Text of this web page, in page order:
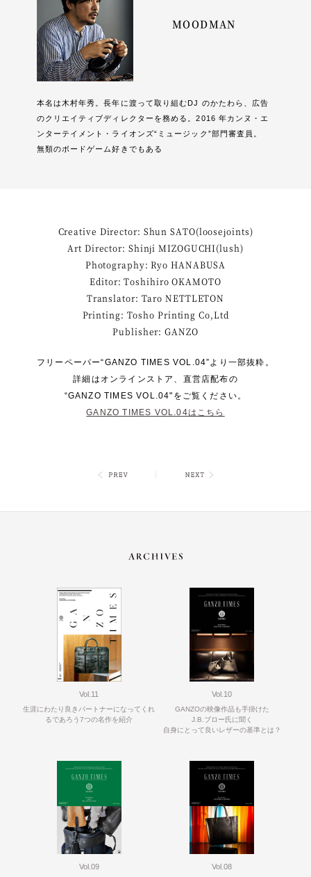
MOODMAN
本名は木村年秀。長年に渡って取り組むDJ のかたわら、広告
のクリエイティブディレクターを務める。2016 年カンヌ・エ
ンターテイメント・ライオンズ“ミュージック”部門審査員。
無類のボードゲーム好きでもある
Creative Director: Shun SATO(loosejoints)
Art Director: Shinji MIZOGUCHI(lush)
Photography: Ryo HANABUSA
Editor: Toshihiro OKAMOTO
Translator: Taro NETTLETON
Printing: Tosho Printing Co,Ltd
Publisher: GANZO
フリーペーパー“GANZO TIMES VOL.04”より一部抜粋。
詳細はオンラインストア、直営店配布の
“GANZO TIMES VOL.04"をご覧ください。
GANZO TIMES VOL.04はこちら
Vol.11
生涯にわたり良きパートナーになってくれ
るであろう7つの名作を紹介
Vol.10
GANZOの映像作品も手掛けた
J.B.ブロー氏に聞く
自身にとって良いレザーの基準とは？
Vol.09 Vol.08